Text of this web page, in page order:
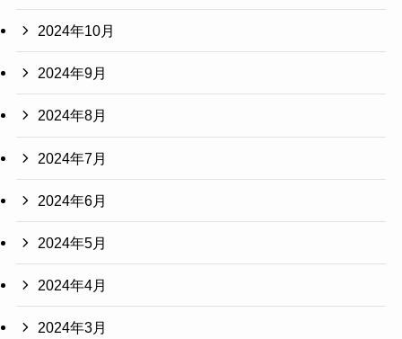
2024年10月
2024年9月
2024年8月
2024年7月
2024年6月
2024年5月
2024年4月
2024年3月